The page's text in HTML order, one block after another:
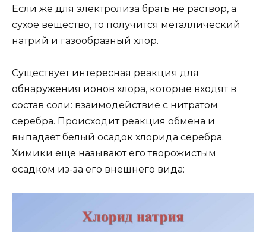
Если же для электролиза брать не раствор, а
сухое вещество, то получится металлический
натрий и газообразный хлор.
Существует интересная реакция для
обнаружения ионов хлора, которые входят в
состав соли: взаимодействие с нитратом
серебра. Происходит реакция обмена и
выпадает белый осадок хлорида серебра.
Химики еще называют его творожистым
осадком из-за его внешнего вида: